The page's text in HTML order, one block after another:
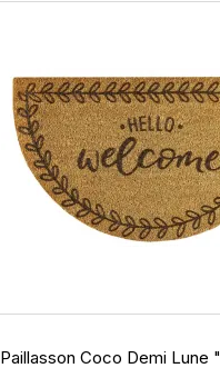
Paillasson Coco Demi Lune